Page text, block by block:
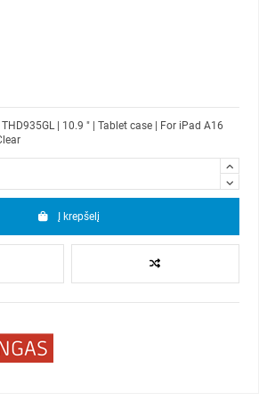
| 10.9 " | Tablet case | For iPad A16
Į krepšelį